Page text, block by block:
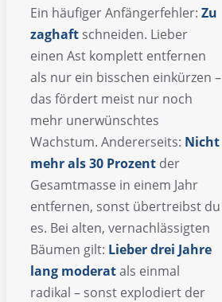
Ein häufiger Anfängerfehler: Zu
zaghaft schneiden. Lieber
einen Ast komplett entfernen
als nur ein bisschen einkürzen –
das fördert meist nur noch
mehr unerwünschtes
Wachstum. Andererseits: Nicht
mehr als 30 Prozent der
Gesamtmasse in einem Jahr
entfernen, sonst übertreibst du
es. Bei alten, vernachlässigten
Bäumen gilt: Lieber drei Jahre
lang moderatals einmal
radikal – sonst explodiert der